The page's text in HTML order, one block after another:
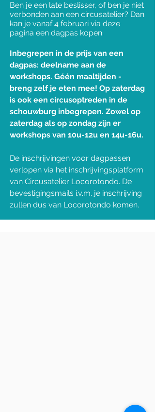
Ben je een late beslisser, of ben je niet
verbonden aan een circusatelier? Dan
kan je vanaf 4 februari via deze
pagina een dagpas kopen.
Inbegrepen in de prijs van een
dagpas: deelname aan de
workshops. Géén maaltijden -
breng zelf je eten mee! Op zaterdag
is ook een circusoptreden in de
schouwburg inbegrepen. Zowel op
zaterdag als op zondag zijn er
workshops van 10u-12u en 14u-16u.
De inschrijvingen voor dagpassen
verlopen via het inschrijvingsplatform
van Circusatelier Locorotondo. De
bevestigingsmails i.v.m. je inschrijving
zullen dus van Locorotondo komen.